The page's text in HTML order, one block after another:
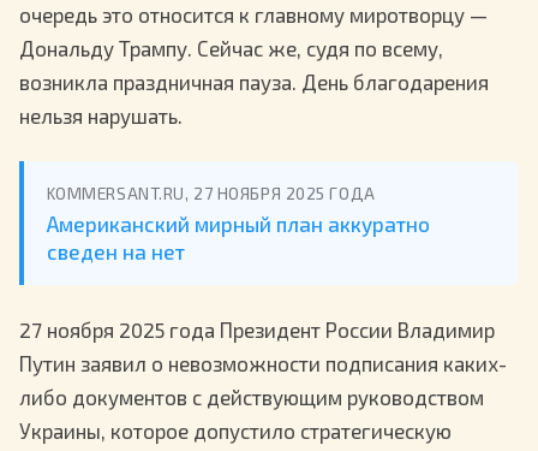
очередь это относится к главному миротворцу —
Дональду Трампу. Сейчас же, судя по всему,
возникла праздничная пауза. День благодарения
нельзя нарушать.
KOMMERSANT.RU, 27 НОЯБРЯ 2025 ГОДА
Американский мирный план аккуратно
сведен на нет
27 ноября 2025 года Президент России Владимир
Путин заявил о невозможности подписания каких-
либо документов с действующим руководством
Украины, которое допустило стратегическую